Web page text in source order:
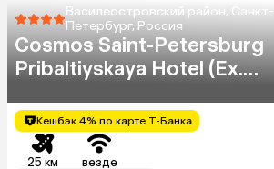
Василеостровский район, Санкт-
Петербург, Россия
Cosmos Saint-Petersburg
Pribaltiyskaya Hotel (Ex.
Pribaltiyskaya Hotel)
Кешбэк 4% по карте Т-Банка
25 км везде